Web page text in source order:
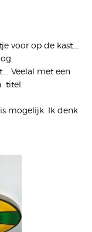
voor op de kast….
Veelal met een
titel.
mogelijk. Ik denk